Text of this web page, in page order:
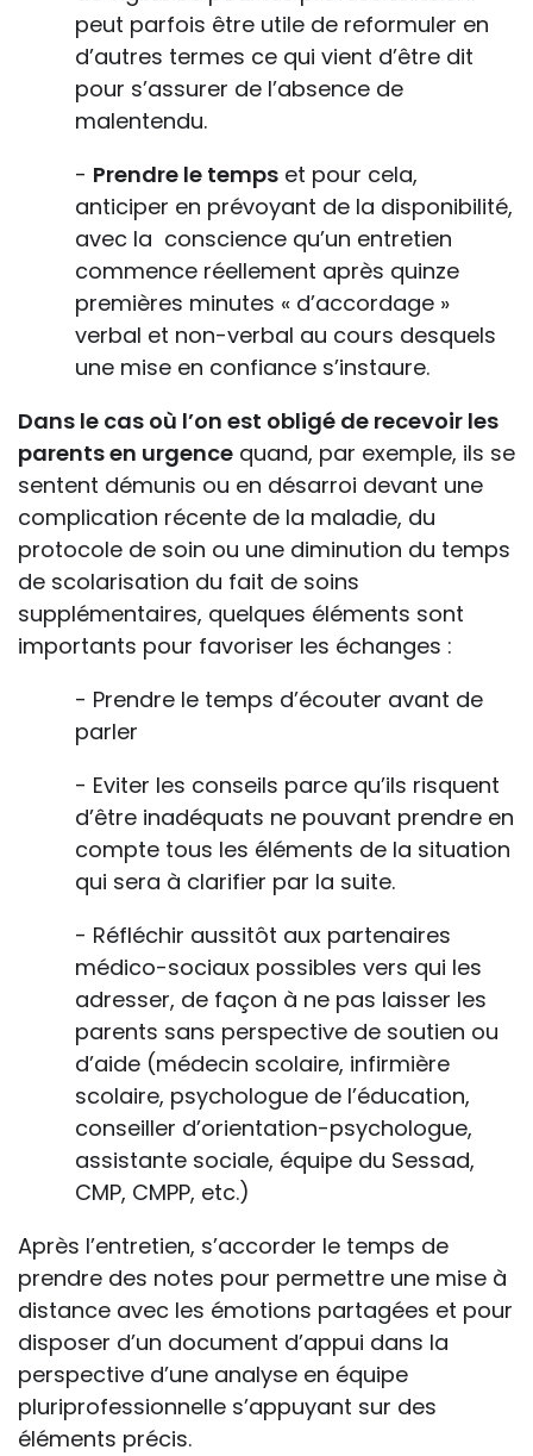
peut parfois être utile de reformuler en
d’autres termes ce qui vient d’être dit
pour s’assurer de l’absence de
malentendu.
- Prendre le tempset pour cela,
anticiper en prévoyant de la disponibilité,
avec la conscience qu’un entretien
commence réellement après quinze
premières minutes « d’accordage »
verbal et non-verbal au cours desquels
une mise en confiance s’instaure.
Dans le cas où l’on est obligé de recevoir les
parents en urgence quand, par exemple, ils se
sentent démunis ou en désarroi devant une
complication récente de la maladie, du
protocole de soin ou une diminution du temps
de scolarisation du fait de soins
supplémentaires, quelques éléments sont
importants pour favoriser les échanges :
- Prendre le temps d’écouter avant de
parler
- Eviter les conseils parce qu’ils risquent
d’être inadéquats ne pouvant prendre en
compte tous les éléments de la situation
qui sera à clarifier par la suite.
- Réfléchir aussitôt aux partenaires
médico-sociaux possibles vers qui les
adresser, de façon à ne pas laisser les
parents sans perspective de soutien ou
d’aide (médecin scolaire, infirmière
scolaire, psychologue de l’éducation,
conseiller d’orientation-psychologue,
assistante sociale, équipe du Sessad,
CMP, CMPP, etc.)
Après l’entretien, s’accorder le temps de
prendre des notes pour permettre une mise à
distance avec les émotions partagées et pour
disposer d’un document d’appui dans la
perspective d’une analyse en équipe
pluriprofessionnelle s’appuyant sur des
éléments précis.